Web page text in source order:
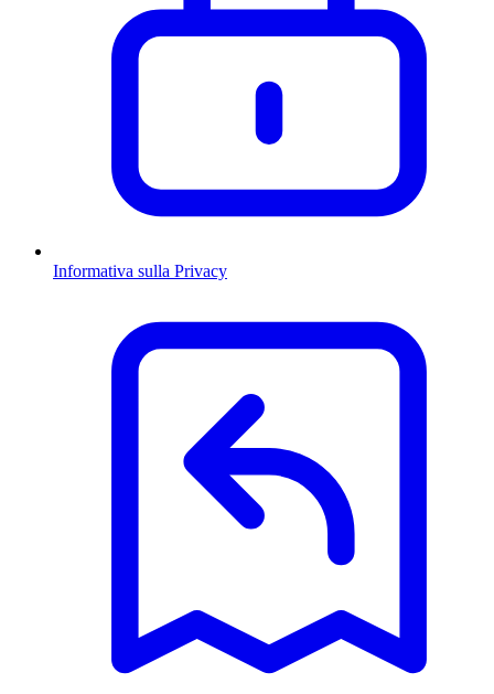
Informativa sulla Privacy